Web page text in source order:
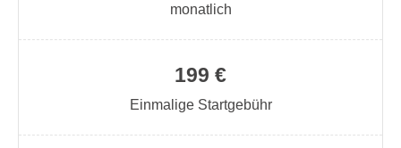
199 €
Einmalige Startgebühr
monatlich